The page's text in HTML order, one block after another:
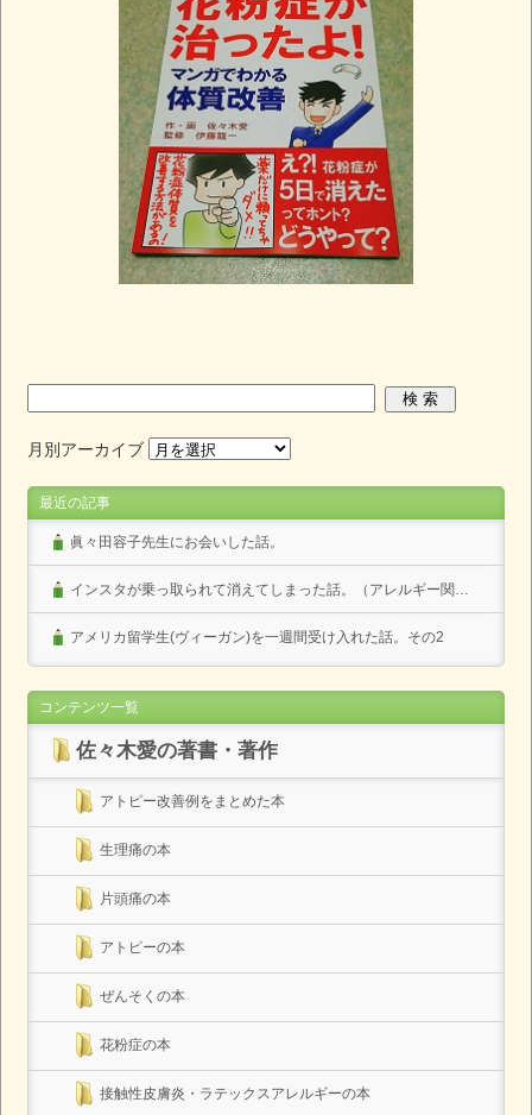
月別アーカイブ
最近の記事
眞々田容子先生にお会いした話。
インスタが乗っ取られて消えてしまった話。（アレルギー関係なし）
アメリカ留学生(ヴィーガン)を一週間受け入れた話。その2
コンテンツ一覧
佐々木愛の著書・著作
アトピー改善例をまとめた本
生理痛の本
片頭痛の本
アトピーの本
ぜんそくの本
花粉症の本
接触性皮膚炎・ラテックスアレルギーの本